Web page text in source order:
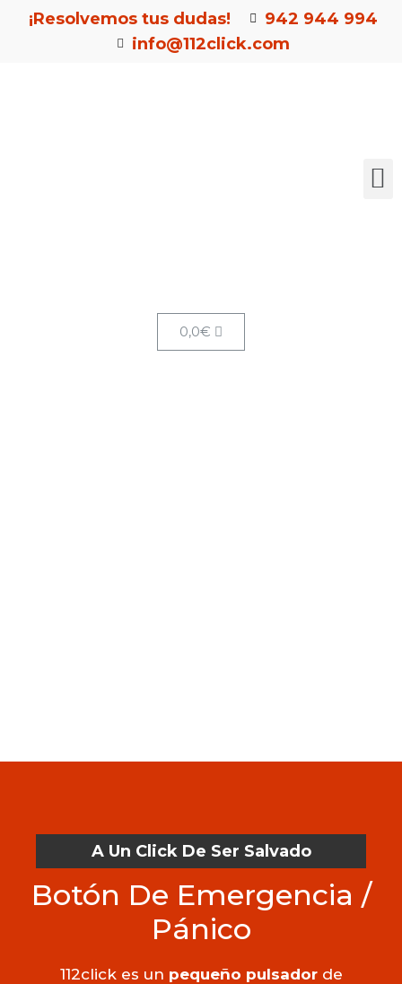
¡Resolvemos tus dudas!
942 944 994
info@112click.com
0,0€
A Un Click De Ser Salvado
Botón De Emergencia /
Pánico
112click es un pequeño pulsadorde